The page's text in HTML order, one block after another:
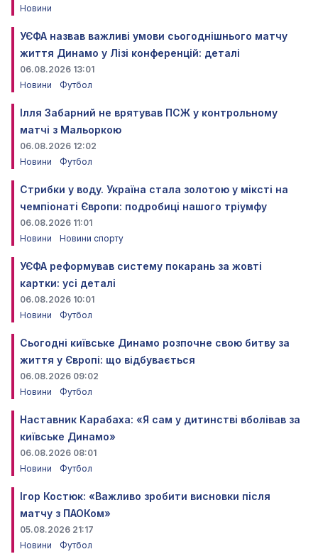
Новини
УЄФА назвав важливі умови сьогоднішнього матчу
життя Динамо у Лізі конференцій: деталі
06.08.2026 13:01
Новини
Футбол
Ілля Забарний не врятував ПСЖ у контрольному
матчі з Мальоркою
06.08.2026 12:02
Новини
Футбол
Стрибки у воду. Україна стала золотою у міксті на
чемпіонаті Європи: подробиці нашого тріумфу
06.08.2026 11:01
Новини
Новини спорту
УЄФА реформував систему покарань за жовті
картки: усі деталі
06.08.2026 10:01
Новини
Футбол
Сьогодні київське Динамо розпочне свою битву за
життя у Європі: що відбувається
06.08.2026 09:02
Новини
Футбол
Наставник Карабаха: «Я сам у дитинстві вболівав за
київське Динамо»
06.08.2026 08:01
Новини
Футбол
Ігор Костюк: «Важливо зробити висновки після
матчу з ПАОКом»
05.08.2026 21:17
Новини
Футбол